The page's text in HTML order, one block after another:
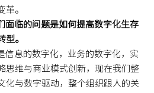
革。
面临的问题是如何提高数字化生存
型。
信息的数字化，业务的数字化，实
思维与商业模式创新，现在我们整
化与数字驱动，整个组织跟人的关